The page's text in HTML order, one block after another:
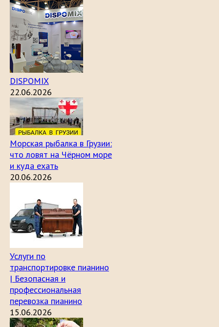
DISPOMIX
22.06.2026
Морская рыбалка в Грузии:
что ловят на Чёрном море
и куда ехать
20.06.2026
Услуги по
транспортировке пианино
| Безопасная и
профессиональная
перевозка пианино
15.06.2026